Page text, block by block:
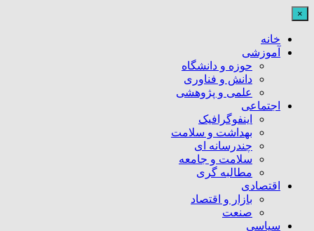
×
خانه
آموزشی
حوزه و دانشگاه
دانش و فناوری
علمی و پژوهشی
اجتماعی
اینفوگرافیک
بهداشت و سلامت
چندرسانه ای
سلامت و جامعه
مطالبه گری
اقتصادی
بازار و اقتصاد
صنعت
سیاسی